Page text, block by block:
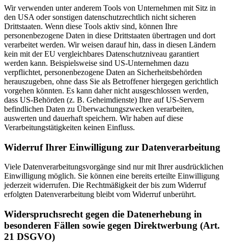
Wir verwenden unter anderem Tools von Unternehmen mit Sitz in
den USA oder sonstigen datenschutzrechtlich nicht sicheren
Drittstaaten. Wenn diese Tools aktiv sind, können Ihre
personenbezogene Daten in diese Drittstaaten übertragen und dort
verarbeitet werden. Wir weisen darauf hin, dass in diesen Ländern
kein mit der EU vergleichbares Datenschutzniveau garantiert
werden kann. Beispielsweise sind US-Unternehmen dazu
verpflichtet, personenbezogene Daten an Sicherheitsbehörden
herauszugeben, ohne dass Sie als Betroffener hiergegen gerichtlich
vorgehen könnten. Es kann daher nicht ausgeschlossen werden,
dass US-Behörden (z. B. Geheimdienste) Ihre auf US-Servern
befindlichen Daten zu Überwachungszwecken verarbeiten,
auswerten und dauerhaft speichern. Wir haben auf diese
Verarbeitungstätigkeiten keinen Einfluss.
Widerruf Ihrer Einwilligung zur Datenverarbeitung
Viele Datenverarbeitungsvorgänge sind nur mit Ihrer ausdrücklichen
Einwilligung möglich. Sie können eine bereits erteilte Einwilligung
jederzeit widerrufen. Die Rechtmäßigkeit der bis zum Widerruf
erfolgten Datenverarbeitung bleibt vom Widerruf unberührt.
Widerspruchsrecht gegen die Datenerhebung in
besonderen Fällen sowie gegen Direktwerbung (Art.
21 DSGVO)